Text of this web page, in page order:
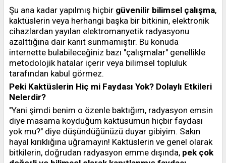
Şu ana kadar yapılmış hiçbir güvenilir bilimsel çalışma,
kaktüslerin veya herhangi başka bir bitkinin, elektronik
cihazlardan yayılan elektromanyetik radyasyonu
azalttığına dair kanıt sunmamıştır. Bu konuda
internette bulabileceğiniz bazı "çalışmalar" genellikle
metodolojik hatalar içerir veya bilimsel topluluk
tarafından kabul görmez.
Peki Kaktüslerin Hiç mi Faydası Yok? Dolaylı Etkileri
Nelerdir?
"Yani şimdi benim o özenle baktığım, radyasyon emsin
diye masama koyduğum kaktüsümün hiçbir faydası
yok mu?" diye düşündüğünüzü duyar gibiyim. Sakın
hayal kırıklığına uğramayın! Kaktüslerin ve genel olarak
bitkilerin, doğrudan radyasyon emme dışında, pek çok